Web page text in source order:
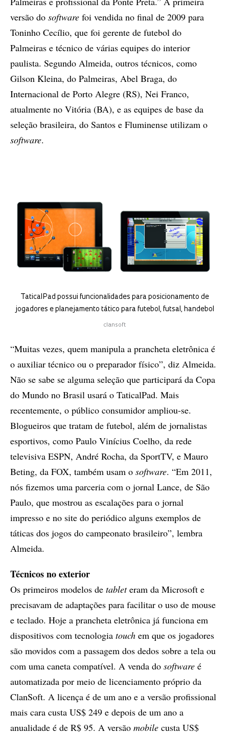
versão do software foi vendida no final de 2009 para
Toninho Cecílio, que foi gerente de futebol do
Palmeiras e técnico de várias equipes do interior
paulista. Segundo Almeida, outros técnicos, como
Gilson Kleina, do Palmeiras, Abel Braga, do
Internacional de Porto Alegre (RS), Nei Franco,
atualmente no Vitória (BA), e as equipes de base da
seleção brasileira, do Santos e Fluminense utilizam o
software.
TaticalPad possui funcionalidades para posicionamento de
jogadores e planejamento tático para futebol, futsal, handebol
clansoft
“Muitas vezes, quem manipula a prancheta eletrônica é
o auxiliar técnico ou o preparador físico”, diz Almeida.
Não se sabe se alguma seleção que participará da Copa
do Mundo no Brasil usará o TaticalPad. Mais
recentemente, o público consumidor ampliou-se.
Blogueiros que tratam de futebol, além de jornalistas
esportivos, como Paulo Vinícius Coelho, da rede
televisiva ESPN, André Rocha, da SportTV, e Mauro
Beting, da FOX, também usam o software. “Em 2011,
nós fizemos uma parceria com o jornal Lance, de São
Paulo, que mostrou as escalações para o jornal
impresso e no site do periódico alguns exemplos de
táticas dos jogos do campeonato brasileiro”, lembra
Almeida.
Técnicos no exterior
Os primeiros modelos de tableteram da Microsoft e
precisavam de adaptações para facilitar o uso de mouse
e teclado. Hoje a prancheta eletrônica já funciona em
dispositivos com tecnologia touch em que os jogadores
são movidos com a passagem dos dedos sobre a tela ou
com uma caneta compatível. A venda do software é
automatizada por meio de licenciamento próprio da
ClanSoft. A licença é de um ano e a versão profissional
mais cara custa US$ 249 e depois de um ano a
anualidade é de R$ 95. A versão mobile custa US$